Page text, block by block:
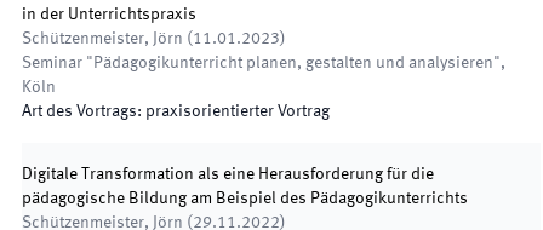
in der Unterrichtspraxis
Schützenmeister, Jörn ( 11.01.2023)
Seminar "Pädagogikunterricht planen, gestalten und analysieren",
Köln
Art des Vortrags: praxisorientierter Vortrag
Digitale Transformation als eine Herausforderung für die
pädagogische Bildung am Beispiel des Pädagogikunterrichts
Schützenmeister, Jörn ( 29.11.2022)